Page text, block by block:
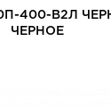
400-В2Л
ЧЕРНОЕ